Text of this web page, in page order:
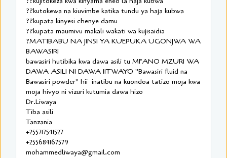
??kutokewa na kiuvimbe katika tundu ya haja kubwa
??kupata kinyesi chenye damu
??kupata maumivu makali wakati wa kujisaidia
?MATIBABU NA JINSI YA KUEPUKA UGONJWA WA
BAWASIRI
bawasiri hutibika kwa dawa asili tu MFANO MZURI WA
DAWA ASILI NI DAWA IITWAYO "Bawasiri fluid na
Bawasiri powder" hii inatibu na kuondoa tatizo moja kwa
moja hivyo ni vizuri kutumia dawa hizo
Dr.Liwaya
Tiba asili
Tanzania
+255717541527
+255684167579
mohammedliwaya@gmail.com